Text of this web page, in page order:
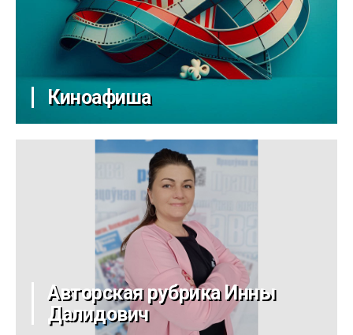
Киноафиша
Авторская рубрика Инны
Далидович